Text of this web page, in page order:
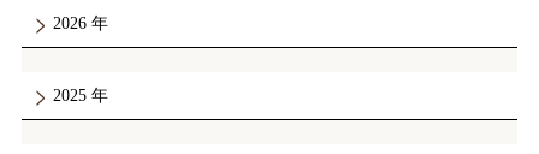
2026
2025